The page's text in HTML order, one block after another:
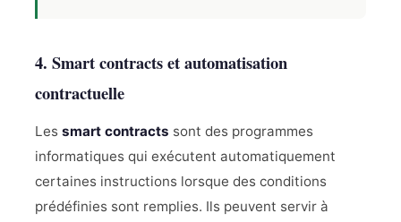
4. Smart contracts et automatisation
contractuelle
Les smart contracts sont des programmes
informatiques qui exécutent automatiquement
certaines instructions lorsque des conditions
prédéfinies sont remplies. Ils peuvent servir à